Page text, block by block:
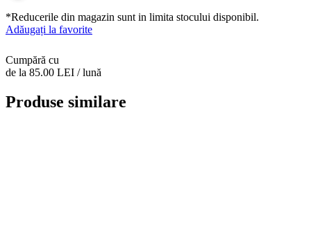
*Reducerile din magazin sunt in limita stocului disponibil.
Adăugați la favorite
Cumpără cu
de la 85.00 LEI / lună
Produse similare